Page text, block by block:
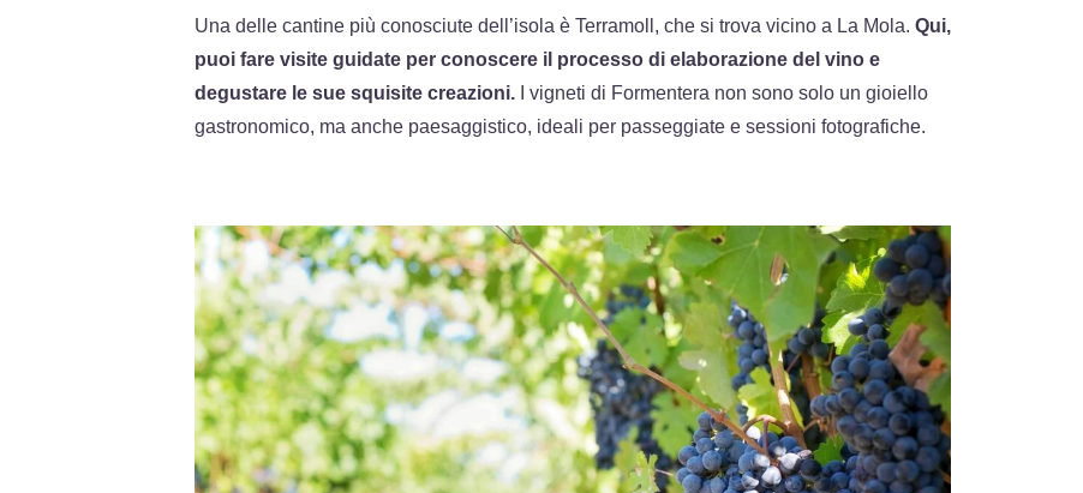
Una delle cantine più conosciute dell’isola è Terramoll, che si trova vicino a La Mola. Qui,
puoi fare visite guidate per conoscere il processo di elaborazione del vino e
degustare le sue squisite creazioni. I vigneti di Formentera non sono solo un gioiello
gastronomico, ma anche paesaggistico, ideali per passeggiate e sessioni fotografiche.